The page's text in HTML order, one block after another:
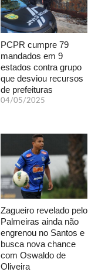
PCPR cumpre 79
mandados em 9
estados contra grupo
que desviou recursos
de prefeituras
04/05/2025
Zagueiro revelado pelo
Palmeiras ainda não
engrenou no Santos e
busca nova chance
com Oswaldo de
Oliveira